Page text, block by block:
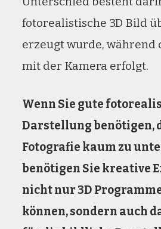
fotorealistische 3D Bild
erzeugt wurde, während
mit der Kamera erfolgt.
Wenn Sie gute
Darstellung benötigen,
Fotografie kaum zu
benötigen Sie kreative
nicht nur 3D
können, sondern auch